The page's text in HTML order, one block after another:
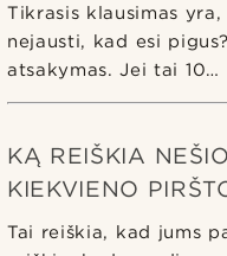
Tikrasis klausimas
nejausti, kad esi
atsakymas. Jei tai
KĄ REIŠKIA
KIEKVIENO
Tai reiškia, kad jums